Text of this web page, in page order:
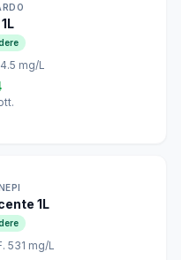
mg/L
1L
531 mg/L